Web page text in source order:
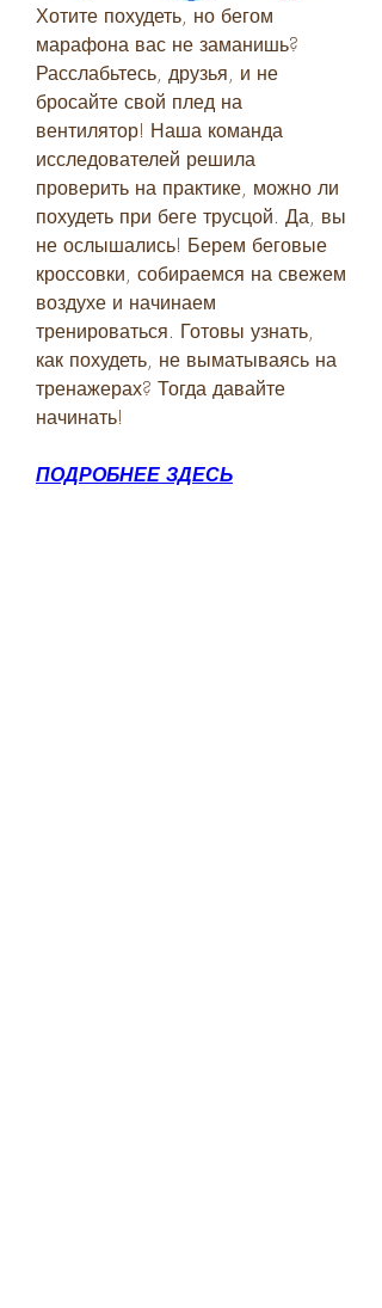
Хотите похудеть, но бегом
марафона вас не заманишь?
Расслабьтесь, друзья, и не
бросайте свой плед на
вентилятор! Наша команда
исследователей решила
проверить на практике, можно ли
похудеть при беге трусцой. Да, вы
не ослышались! Берем беговые
кроссовки, собираемся на свежем
воздухе и начинаем
тренироваться. Готовы узнать,
как похудеть, не выматываясь на
тренажерах? Тогда давайте
начинать!
ПОДРОБНЕЕ ЗДЕСЬ